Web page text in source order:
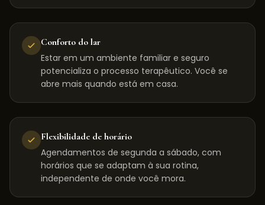
Conforto do lar
Estar em um ambiente familiar e seguro
potencializa o processo terapêutico. Você se
abre mais quando está em casa.
Flexibilidade de horário
Agendamentos de segunda a sábado, com
horários que se adaptam à sua rotina,
independente de onde você mora.